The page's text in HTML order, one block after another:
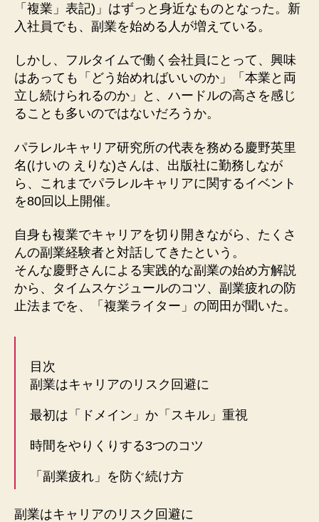
「複業」表記)」はずっと身近なものとなった。新
入社員でも、副業を始める人が増えている。
しかし、フルタイムで働く会社員にとって、興味
はあっても「どう始めればいいのか」「本業と両
立し続けられるのか」と、ハードルの高さを感じ
ることも多いのではないだろうか。
パラレルキャリア研究所の代表を務める慶野英里
名(けいの えりな)さんは、出版社に勤務しなが
ら、これまでパラレルキャリアに関するイベント
を80回以上開催。
自身も複業でキャリアを切り開きながら、たくさ
んの副業経験者と対話してきたという。
そんな慶野さんによる実践的な副業の始め方解説
から、タイムスケジュールのコツ、副業疲れの防
止法までを、「複業ライター」の岡田が聞いた。
目次
副業はキャリアのリスク回避に
最初は「ドメイン」か「スキル」重視
時間をやりくりする3つのコツ
「副業疲れ」を防ぐ続け方
副業はキャリアのリスク回避に